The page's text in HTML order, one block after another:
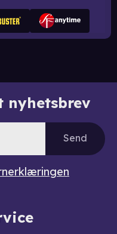
nyhetsbrev
Send